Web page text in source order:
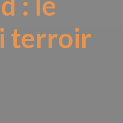
terroir